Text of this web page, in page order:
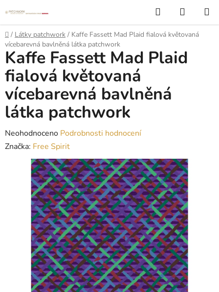
na
obsah
Hledat
KOŠÍK
Domů
/ Látky patchwork / Kaffe Fassett Mad Plaid fialová květovaná
vícebarevná bavlněná látka patchwork
Kaffe Fassett Mad Plaid
fialová květovaná
vícebarevná bavlněná
látka patchwork
Průměrné
hodnocení
produktu
hvězdiček.
Neohodnoceno Podrobnosti hodnocení
Značka: Free Spirit